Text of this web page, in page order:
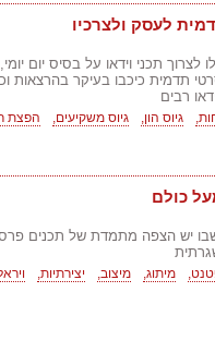
לעסק ולצרכיו
לצרוך תכני וידאו על בסיס יום
תדמית כיכבו בעיקר בהרצאות
רבים
גיוס הון, גיוס משקיעים, הפצת
כולם
יש הצפה מתמדת של תכנים
מיתוג, מיצוב, יצירתיות,